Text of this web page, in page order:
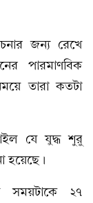
জন্য রেখে
পারমাণবিক
তারা কতটা
যে যুদ্ধ শুরু
হয়েছে।
সময়টাকে ২৭